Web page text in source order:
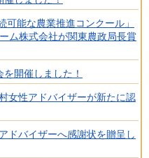
可能な農業推進コンクール」
ム株式会社が関東農政局長賞
開催しました！
女性アドバイザーが新たに認
ドバイザーへ感謝状を贈呈し